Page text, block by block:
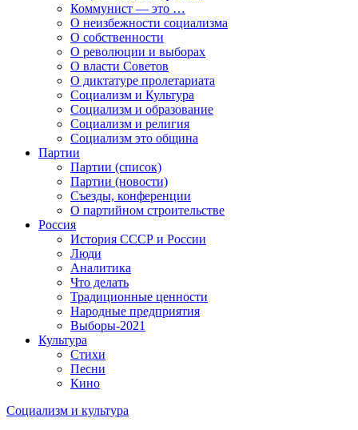
Коммунист — это …
О неизбежности социализма
О собственности
О революции и выборах
О власти Советов
О диктатуре пролетариата
Социализм и Культура
Социализм и образование
Социализм и религия
Социализм это община
Партии
Партии (список)
Партии (новости)
Съезды, конференции
О партийном строительстве
Россия
История СССР и России
Люди
Аналитика
Что делать
Традиционные ценности
Народные предприятия
Выборы-2021
Культура
Стихи
Песни
Кино
Социализм и культура